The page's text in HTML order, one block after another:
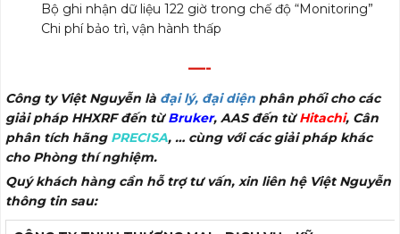
Bộ ghi nhận dữ liệu 122 giờ trong chế độ “Monitoring”
Chi phí bảo trì, vận hành thấp
—-
Công ty Việt Nguyễn là đại lý, đại diện phân phối cho các
giải pháp HHXRF đến từBruker, AAS đến từHitachi, Cân
phân tích hãng PRECISA, … cùng với các giải pháp khác
cho Phòng thí nghiệm.
Quý khách hàng cần hỗ trợ tư vấn, xin liên hệ Việt Nguyễn
thông tin sau: